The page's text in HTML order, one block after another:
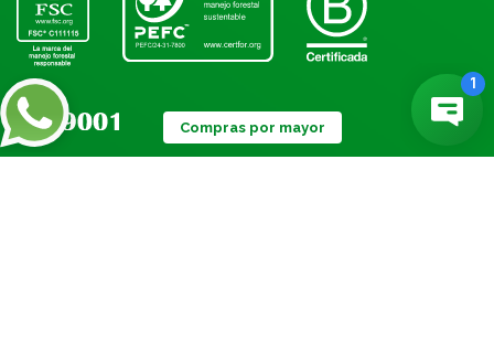
Compras por mayor